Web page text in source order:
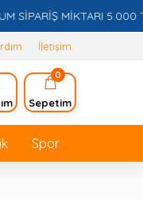
MİKTARI 5.000 TL
İletişim
0
Sepetim
Spor